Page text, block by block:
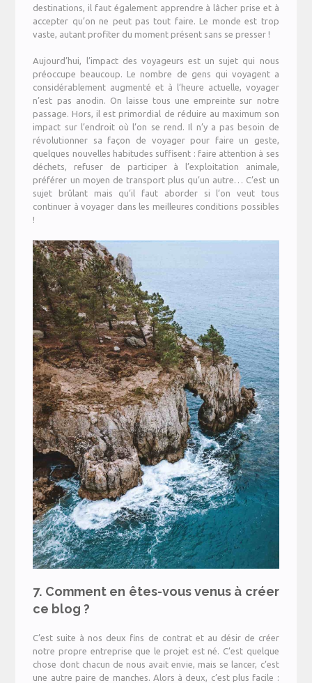
destinations, il faut également apprendre à lâcher prise et à
accepter qu’on ne peut pas tout faire. Le monde est trop
vaste, autant profiter du moment présent sans se presser !
Aujourd’hui, l’impact des voyageurs est un sujet qui nous
préoccupe beaucoup. Le nombre de gens qui voyagent a
considérablement augmenté et à l’heure actuelle, voyager
n’est pas anodin. On laisse tous une empreinte sur notre
passage. Hors, il est primordial de réduire au maximum son
impact sur l’endroit où l’on se rend. Il n’y a pas besoin de
révolutionner sa façon de voyager pour faire un geste,
quelques nouvelles habitudes suffisent : faire attention à ses
déchets, refuser de participer à l’exploitation animale,
préférer un moyen de transport plus qu’un autre… C’est un
sujet brûlant mais qu’il faut aborder si l’on veut tous
continuer à voyager dans les meilleures conditions possibles
!
7. Comment en êtes-vous venus à créer
ce blog ?
C’est suite à nos deux fins de contrat et au désir de créer
notre propre entreprise que le projet est né. C’est quelque
chose dont chacun de nous avait envie, mais se lancer, c’est
une autre paire de manches. Alors à deux, c’est plus facile :